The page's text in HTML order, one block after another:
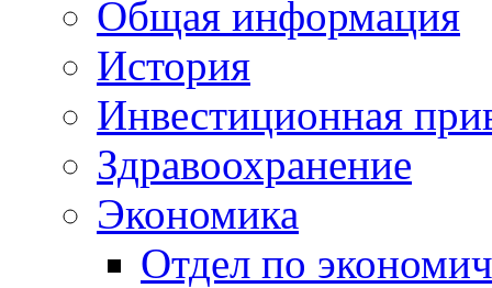
Общая информация
История
Инвестиционная
Здравоохранение
Экономика
Отдел по